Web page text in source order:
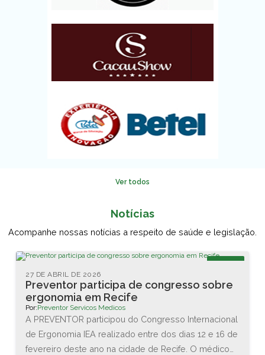
Ver todos
Notícias
Acompanhe nossas notícias a respeito de saúde e legislação.
Preventor participa de congresso sobre
ergonomia em Recife
27 DE ABRIL DE 2026
Por:Preventor Servicos Medicos
A PREVENTOR participou do Congresso Internacional
de Ergonomia IEA realizado entre dos dias 12 e 16 de
fevereiro deste ano na cidade de Recife. O médico